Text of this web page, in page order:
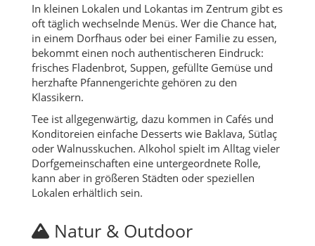
In kleinen Lokalen und Lokantas im Zentrum gibt es
oft täglich wechselnde Menüs. Wer die Chance hat,
in einem Dorfhaus oder bei einer Familie zu essen,
bekommt einen noch authentischeren Eindruck:
frisches Fladenbrot, Suppen, gefüllte Gemüse und
herzhafte Pfannengerichte gehören zu den
Klassikern.
Tee ist allgegenwärtig, dazu kommen in Cafés und
Konditoreien einfache Desserts wie Baklava, Sütlaç
oder Walnusskuchen. Alkohol spielt im Alltag vieler
Dorfgemeinschaften eine untergeordnete Rolle,
kann aber in größeren Städten oder speziellen
Lokalen erhältlich sein.
Natur & Outdoor